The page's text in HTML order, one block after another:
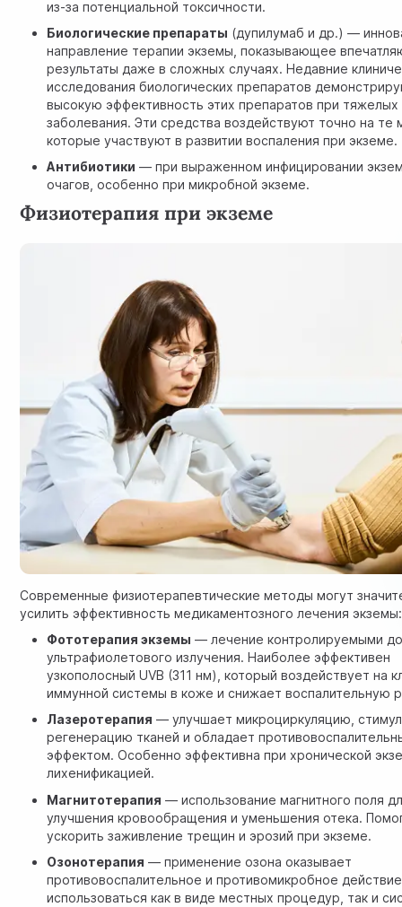
из-за потенциальной токсичности.
Биологические препараты (дупилумаб и др.) —
направление терапии экземы, показывающее
результаты даже в сложных случаях. Недавние
исследования биологических препаратов
высокую эффективность этих препаратов при
заболевания. Эти средства воздействуют точно на те
которые участвуют в развитии воспаления при экземе.
Антибиотики — при выраженном инфицировании
очагов, особенно при микробной экземе.
Физиотерапия при экземе
Современные физиотерапевтические методы могут
усилить эффективность медикаментозного лечения экземы:
Фототерапия экземы — лечение контролируемыми
ультрафиолетового излучения. Наиболее эффективен
узкополосный UVB (311 нм), который воздействует на
иммунной системы в коже и снижает воспалительную
Лазеротерапия — улучшает микроциркуляцию,
регенерацию тканей и обладает
эффектом. Особенно эффективна при хронической
лихенификацией.
Магнитотерапия — использование магнитного поля
улучшения кровообращения и уменьшения отека.
ускорить заживление трещин и эрозий при экземе.
Озонотерапия — применение озона оказывает
противовоспалительное и противомикробное
использоваться как в виде местных процедур, так и